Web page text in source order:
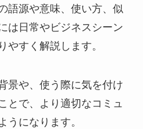
語源や意味、使い方、似
は日常やビジネスシーン
やすく解説します。
景や、使う際に気を付け
とで、より適切なコミュ
うになります。